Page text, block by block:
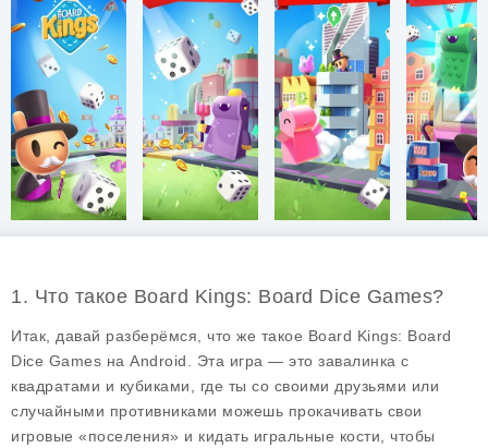
1. Что такое Board Kings: Board Dice Games?
Итак, давай разберёмся, что же такое Board Kings: Board
Dice Games на Android. Эта игра — это завалинка с
квадратами и кубиками, где ты со своими друзьями или
случайными противниками можешь прокачивать свои
игровые «поселения» и кидать игральные кости, чтобы